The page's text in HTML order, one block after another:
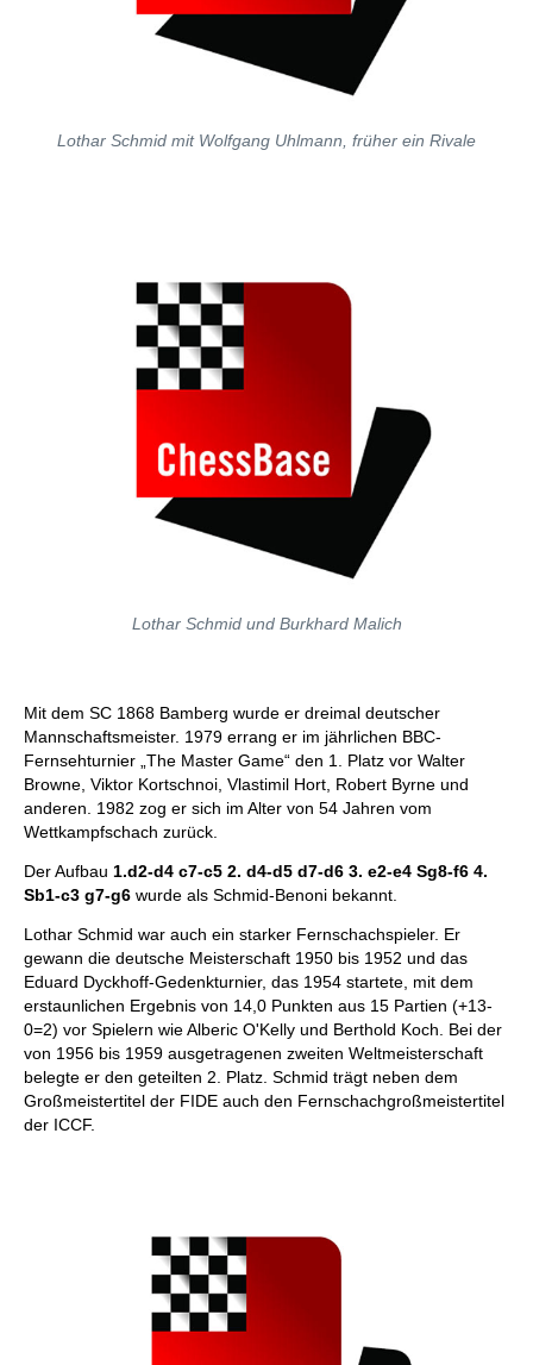
Lothar Schmid mit Wolfgang Uhlmann, früher ein Rivale
Lothar Schmid und Burkhard Malich
Mit dem SC 1868 Bamberg wurde er dreimal deutscher
Mannschaftsmeister. 1979 errang er im jährlichen BBC-
Fernsehturnier „The Master Game“ den 1. Platz vor Walter
Browne, Viktor Kortschnoi, Vlastimil Hort, Robert Byrne und
anderen. 1982 zog er sich im Alter von 54 Jahren vom
Wettkampfschach zurück.
Der Aufbau 1.d2-d4 c7-c5 2. d4-d5 d7-d6 3. e2-e4 Sg8-f6 4.
Sb1-c3 g7-g6 wurde als Schmid-Benoni bekannt.
Lothar Schmid war auch ein starker Fernschachspieler. Er
gewann die deutsche Meisterschaft 1950 bis 1952 und das
Eduard Dyckhoff-Gedenkturnier, das 1954 startete, mit dem
erstaunlichen Ergebnis von 14,0 Punkten aus 15 Partien (+13-
0=2) vor Spielern wie Alberic O'Kelly und Berthold Koch. Bei der
von 1956 bis 1959 ausgetragenen zweiten Weltmeisterschaft
belegte er den geteilten 2. Platz. Schmid trägt neben dem
Großmeistertitel der FIDE auch den Fernschachgroßmeistertitel
der ICCF.